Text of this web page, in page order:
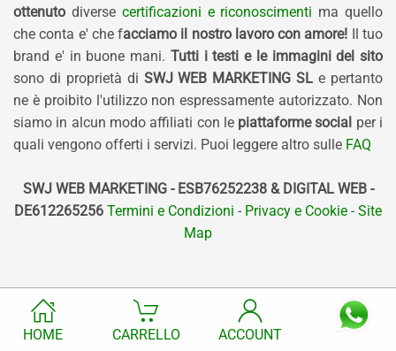
ottenuto diverse certificazioni e riconoscimenti ma quello
che conta e' che facciamo il nostro lavoro con amore! Il tuo
brand e' in buone mani. Tutti i testi e le immagini del sito
sono di proprietà di SWJ WEB MARKETING SL e pertanto
ne è proibito l'utilizzo non espressamente autorizzato. Non
siamo in alcun modo affiliati con le piattaforme social per i
quali vengono offerti i servizi. Puoi leggere altro sulle FAQ
SWJ WEB MARKETING - ESB76252238 & DIGITAL WEB -
DE612265256 Termini e Condizioni - Privacy e Cookie - Site
Map
HOME CARRELLO ACCOUNT